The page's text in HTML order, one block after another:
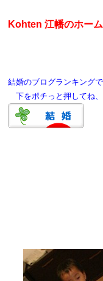
Kohten 江幡のホー
結婚のブログランキング
下をポチっと押してね